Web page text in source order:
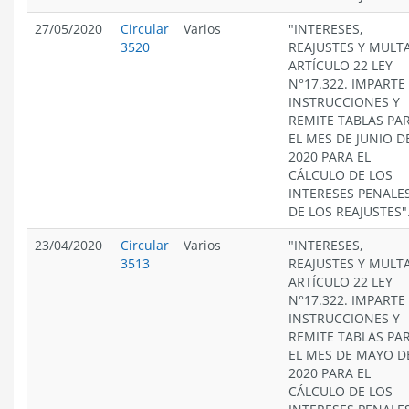
27/05/2020
Circular
3520
Varios
"INTERESES,
REAJUSTES Y
ARTÍCULO 22 LEY
N°17.322. IMPARTE
INSTRUCCIONES Y
REMITE TABLAS
EL MES DE JUNIO
2020 PARA EL
CÁLCULO DE LOS
INTERESES
DE LOS
23/04/2020
Circular
3513
Varios
"INTERESES,
REAJUSTES Y
ARTÍCULO 22 LEY
N°17.322. IMPARTE
INSTRUCCIONES Y
REMITE TABLAS
EL MES DE MAYO
2020 PARA EL
CÁLCULO DE LOS